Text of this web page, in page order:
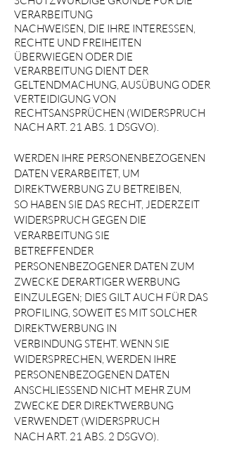
VERARBEITUNG
NACHWEISEN, DIE IHRE INTERESSEN,
RECHTE UND FREIHEITEN
ÜBERWIEGEN ODER DIE
VERARBEITUNG DIENT DER
GELTENDMACHUNG, AUSÜBUNG ODER
VERTEIDIGUNG VON
RECHTSANSPRÜCHEN (WIDERSPRUCH
NACH ART. 21 ABS. 1 DSGVO).
WERDEN IHRE PERSONENBEZOGENEN
DATEN VERARBEITET, UM
DIREKTWERBUNG ZU BETREIBEN,
SO HABEN SIE DAS RECHT, JEDERZEIT
WIDERSPRUCH GEGEN DIE
VERARBEITUNG SIE
BETREFFENDER
PERSONENBEZOGENER DATEN ZUM
ZWECKE DERARTIGER WERBUNG
EINZULEGEN; DIES GILT AUCH FÜR DAS
PROFILING, SOWEIT ES MIT SOLCHER
DIREKTWERBUNG IN
VERBINDUNG STEHT. WENN SIE
WIDERSPRECHEN, WERDEN IHRE
PERSONENBEZOGENEN DATEN
ANSCHLIESSEND NICHT MEHR ZUM
ZWECKE DER DIREKTWERBUNG
VERWENDET (WIDERSPRUCH
NACH ART. 21 ABS. 2 DSGVO).